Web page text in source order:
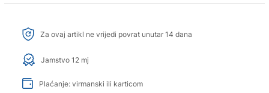
Za ovaj artikl ne vrijedi povrat unutar 14 dana
Jamstvo 12 mj
Plaćanje: virmanski ili karticom